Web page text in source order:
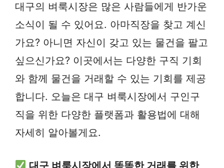
대구의 벼룩시장은 많은 사람들에게 반가운
소식이 될 수 있어요. 아마직장을 찾고 계신
가요? 아니면 자신이 갖고 있는 물건을 팔고
싶으신가요? 이곳에서는 다양한 구직 기회
와 함께 물건을 거래할 수 있는 기회를 제공
합니다. 오늘은 대구 벼룩시장에서 구인구
직을 위한 다양한 플랫폼과 활용법에 대해
자세히 알아볼게요.
대구 벼룩시장에서 똑똑한 거래를 위한